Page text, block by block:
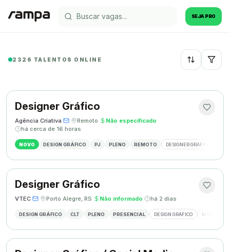
SEJA PRO
2326 TALENTOS ONLINE Recentes
Designer Gráfico
Agência Criativa· · Remoto· Não especificado·
há cerca de 16 horas
NOVO DESIGN GRÁFICO PJ PLENO REMOTO DESIGNER GRÁFICO
Designer Gráfico
VTEC· · Porto Alegre, RS· Não informado· há 2 dias
DESIGN GRÁFICO CLT PLENO PRESENCIAL DESIGN GRÁFICO MÍDIAS